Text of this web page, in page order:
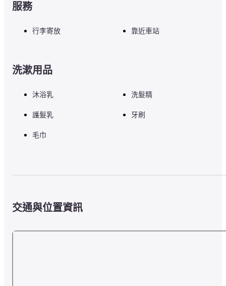
服務
行李寄放 靠近車站
洗漱用品
沐浴乳 洗髮精
護髮乳 牙刷
毛巾
交通與位置資訊